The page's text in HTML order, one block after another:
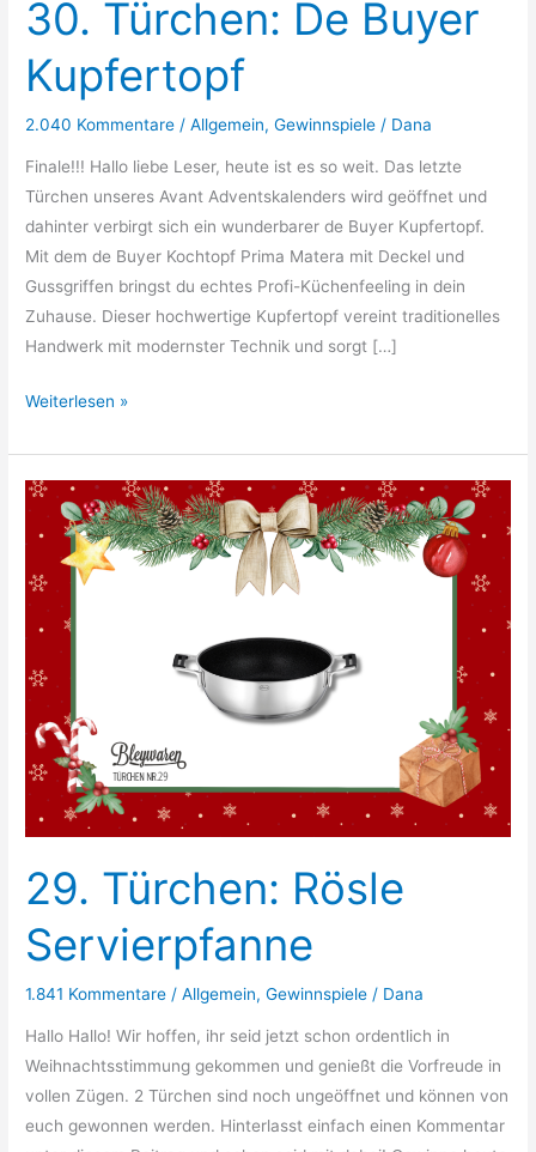
30. Türchen: De Buyer
Kupfertopf
2.040 Kommentare /Allgemein,Gewinnspiele / Dana
Finale!!! Hallo liebe Leser, heute ist es so weit. Das letzte
Türchen unseres Avant Adventskalenders wird geöffnet und
dahinter verbirgt sich ein wunderbarer de Buyer Kupfertopf.
Mit dem de Buyer Kochtopf Prima Matera mit Deckel und
Gussgriffen bringst du echtes Profi-Küchenfeeling in dein
Zuhause. Dieser hochwertige Kupfertopf vereint traditionelles
Handwerk mit modernster Technik und sorgt […]
30.
De
Buyer
Kupfertopf
Weiterlesen »
29. Türchen: Rösle
Servierpfanne
1.841 Kommentare /Allgemein,Gewinnspiele / Dana
Hallo Hallo! Wir hoffen, ihr seid jetzt schon ordentlich in
Weihnachtsstimmung gekommen und genießt die Vorfreude in
vollen Zügen. 2 Türchen sind noch ungeöffnet und können von
euch gewonnen werden. Hinterlasst einfach einen Kommentar